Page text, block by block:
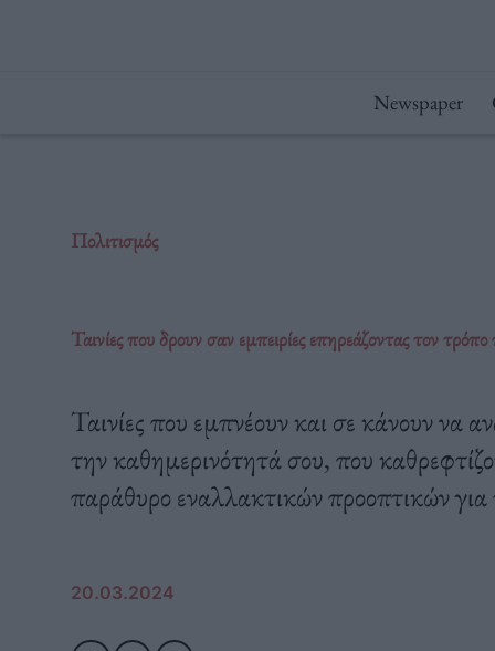
Newspaper
Πολιτισμός
Ταινίες που δρουν σαν εμπειρίες επηρεάζοντας τον
Ταινίες που εμπνέουν και σε κάνουν να
την καθημερινότητά σου, που
παράθυρο εναλλακτικών προοπτικών για
20.03.2024